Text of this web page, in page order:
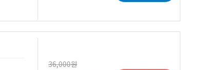
36,000원